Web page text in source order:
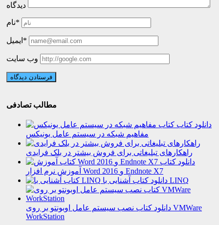
دیدگاه
نام*
ایمیل*
وب سایت
مطالب تصادفی
دانلود کتاب
مفاهیم شبکه در سیستم عامل یونیکس
راهکارهای تبلیغاتی برای فروش بیشتر در بلک فرایدی
دانلود کتاب
آموزش نرم افزار Word 2016 و Endnote X7
دانلود کتاب آشنایی با LINQ
دانلود کتاب نصب سیستم عامل اوبونتو بر روی VMWare
WorkStation